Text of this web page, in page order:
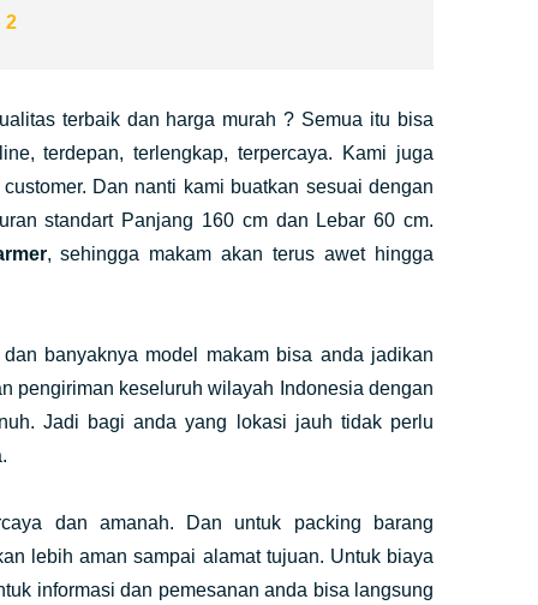
2
terbaik dan harga murah ? Semua itu bisa
terdepan, terlengkap, terpercaya. Kami juga
Dan nanti kami buatkan sesuai dengan
standart Panjang 160 cm dan Lebar 60 cm.
, sehingga makam akan terus awet hingga
banyaknya model makam bisa anda jadikan
pengiriman keseluruh wilayah Indonesia dengan
Jadi bagi anda yang lokasi jauh tidak perlu
dan amanah. Dan untuk packing barang
lebih aman sampai alamat tujuan. Untuk biaya
informasi dan pemesanan anda bisa langsung